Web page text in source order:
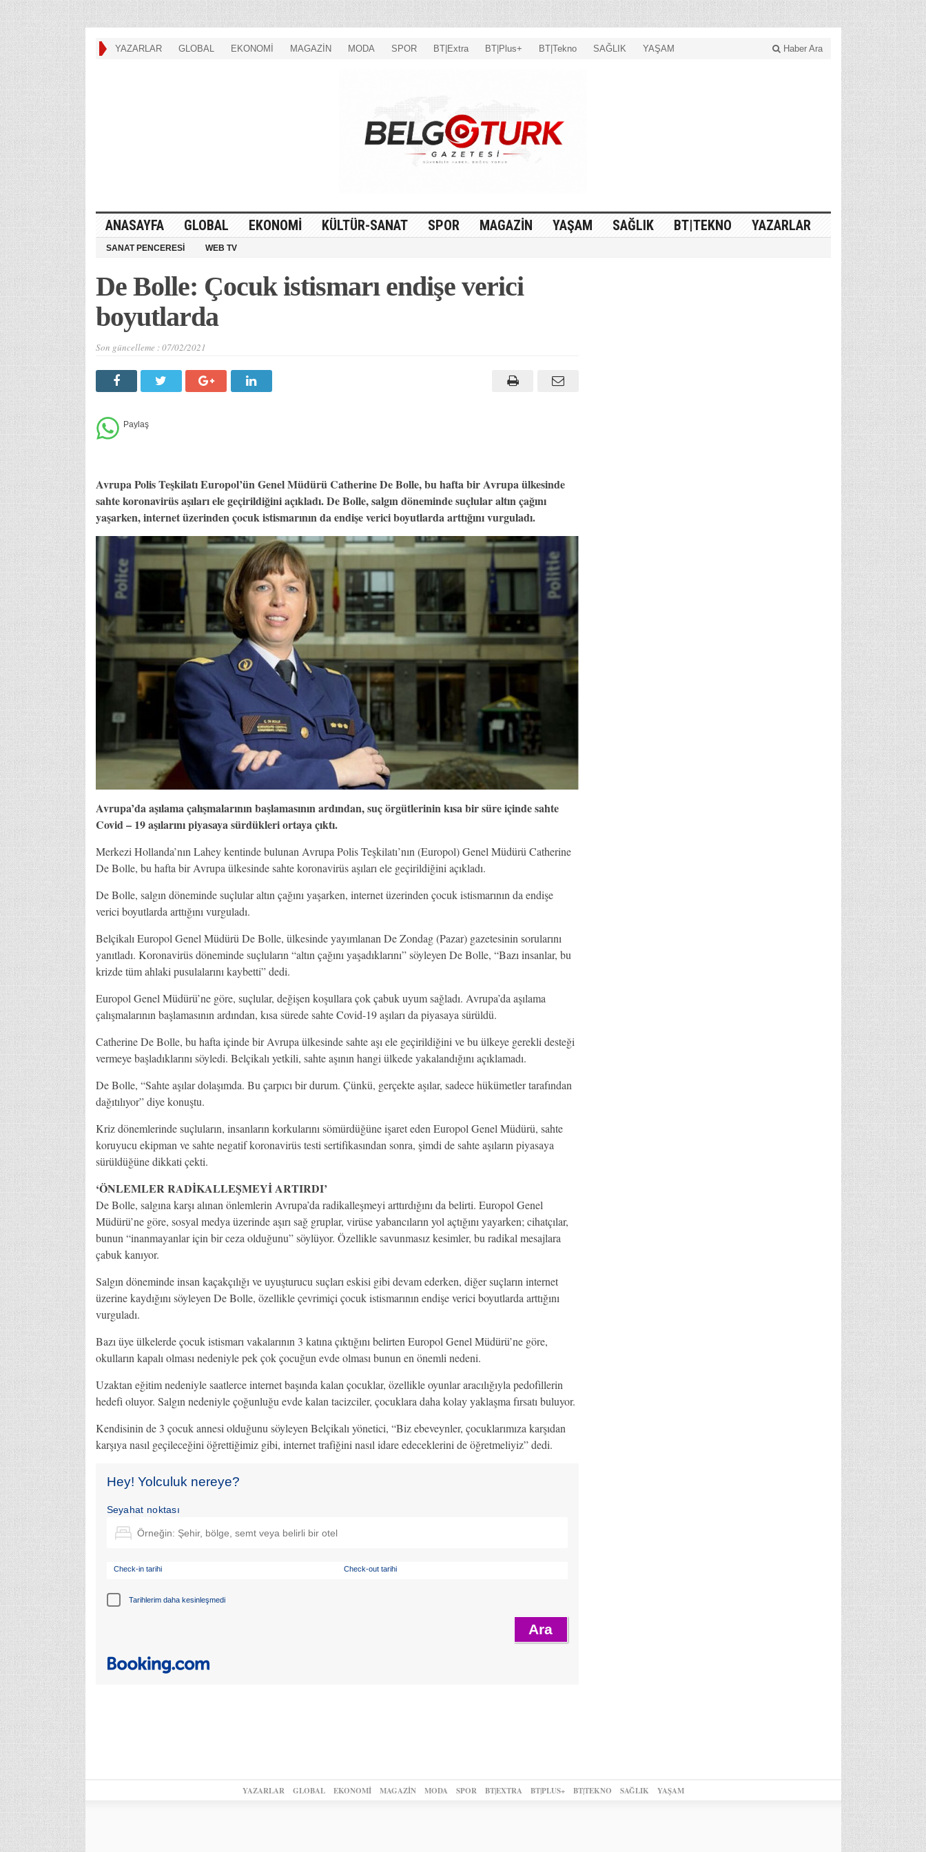
YAZARLAR GLOBAL EKONOMİ MAGAZİN MODA SPOR BT|Extra BT|Plus+ BT|Tekno SAĞLIK YAŞAM Haber Ara
ANASAYFA GLOBAL EKONOMİ KÜLTÜR-SANAT SPOR MAGAZİN YAŞAM SAĞLIK BT|TEKNO YAZARLAR
SANAT PENCERESİ WEB TV
De Bolle: Çocuk istismarı endişe verici
boyutlarda
Son güncelleme :07/02/2021
Avrupa Polis Teşkilatı Europol’ün Genel Müdürü Catherine De Bolle, bu hafta bir Avrupa ülkesinde
sahte koronavirüs aşıları ele geçirildiğini açıkladı. De Bolle, salgın döneminde suçlular altın çağını
yaşarken, internet üzerinden çocuk istismarının da endişe verici boyutlarda arttığını vurguladı.
Avrupa’da aşılama çalışmalarının başlamasının ardından, suç örgütlerinin kısa bir süre içinde sahte
Covid – 19 aşılarını piyasaya sürdükleri ortaya çıktı.
Merkezi Hollanda’nın Lahey kentinde bulunan Avrupa Polis Teşkilatı’nın (Europol) Genel Müdürü Catherine
De Bolle, bu hafta bir Avrupa ülkesinde sahte koronavirüs aşıları ele geçirildiğini açıkladı.
De Bolle, salgın döneminde suçlular altın çağını yaşarken, internet üzerinden çocuk istismarının da endişe
verici boyutlarda arttığını vurguladı.
Belçikalı Europol Genel Müdürü De Bolle, ülkesinde yayımlanan De Zondag (Pazar) gazetesinin sorularını
yanıtladı. Koronavirüs döneminde suçluların “altın çağını yaşadıklarını” söyleyen De Bolle, “Bazı insanlar, bu
krizde tüm ahlaki pusulalarını kaybetti” dedi.
Europol Genel Müdürü’ne göre, suçlular, değişen koşullara çok çabuk uyum sağladı. Avrupa’da aşılama
çalışmalarının başlamasının ardından, kısa sürede sahte Covid-19 aşıları da piyasaya sürüldü.
Catherine De Bolle, bu hafta içinde bir Avrupa ülkesinde sahte aşı ele geçirildiğini ve bu ülkeye gerekli desteği
vermeye başladıklarını söyledi. Belçikalı yetkili, sahte aşının hangi ülkede yakalandığını açıklamadı.
De Bolle, “Sahte aşılar dolaşımda. Bu çarpıcı bir durum. Çünkü, gerçekte aşılar, sadece hükümetler tarafından
dağıtılıyor” diye konuştu.
Kriz dönemlerinde suçluların, insanların korkularını sömürdüğüne işaret eden Europol Genel Müdürü, sahte
koruyucu ekipman ve sahte negatif koronavirüs testi sertifikasından sonra, şimdi de sahte aşıların piyasaya
sürüldüğüne dikkati çekti.
‘ÖNLEMLER RADİKALLEŞMEYİ ARTIRDI’
De Bolle, salgına karşı alınan önlemlerin Avrupa’da radikalleşmeyi arttırdığını da belirti. Europol Genel
Müdürü’ne göre, sosyal medya üzerinde aşırı sağ gruplar, virüse yabancıların yol açtığını yayarken; cihatçılar,
bunun “inanmayanlar için bir ceza olduğunu” söylüyor. Özellikle savunmasız kesimler, bu radikal mesajlara
çabuk kanıyor.
Salgın döneminde insan kaçakçılığı ve uyuşturucu suçları eskisi gibi devam ederken, diğer suçların internet
üzerine kaydığını söyleyen De Bolle, özellikle çevrimiçi çocuk istismarının endişe verici boyutlarda arttığını
vurguladı.
Bazı üye ülkelerde çocuk istismarı vakalarının 3 katına çıktığını belirten Europol Genel Müdürü’ne göre,
okulların kapalı olması nedeniyle pek çok çocuğun evde olması bunun en önemli nedeni.
Uzaktan eğitim nedeniyle saatlerce internet başında kalan çocuklar, özellikle oyunlar aracılığıyla pedofillerin
hedefi oluyor. Salgın nedeniyle çoğunluğu evde kalan tacizciler, çocuklara daha kolay yaklaşma fırsatı buluyor.
Kendisinin de 3 çocuk annesi olduğunu söyleyen Belçikalı yönetici, “Biz ebeveynler, çocuklarımıza karşıdan
karşıya nasıl geçileceğini öğrettiğimiz gibi, internet trafiğini nasıl idare edeceklerini de öğretmeliyiz” dedi.
Hey! Yolculuk nereye?
Seyahat noktası
Check-in tarihi Check-out tarihi
Tarihlerim daha kesinleşmedi
YAZARLAR GLOBAL EKONOMİ MAGAZİN MODA SPOR BT|EXTRA BT|PLUS+ BT|TEKNO SAĞLIK YAŞAM